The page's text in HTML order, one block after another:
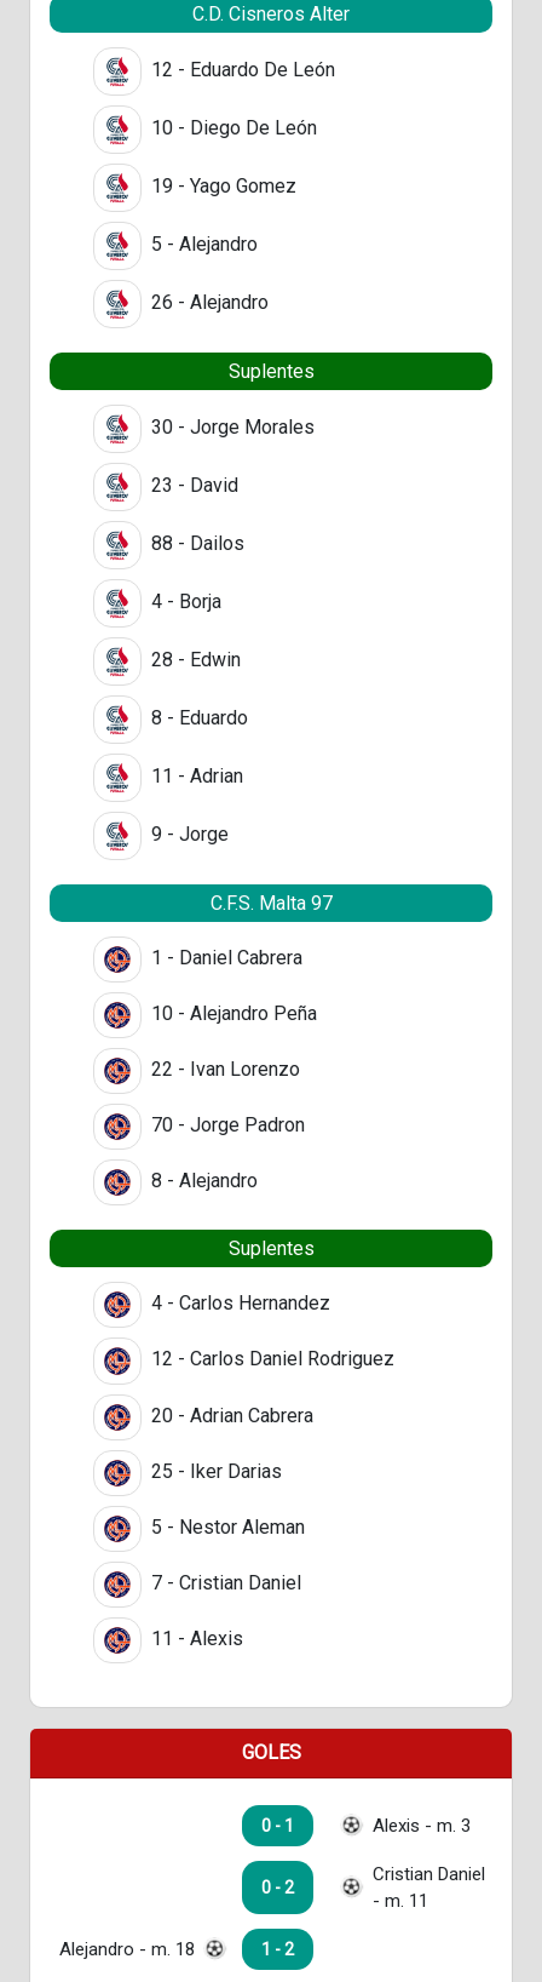
C.D. Cisneros Alter
12 - Eduardo De León
10 - Diego De León
19 - Yago Gomez
5 - Alejandro
26 - Alejandro
Suplentes
30 - Jorge Morales
23 - David
88 - Dailos
4 - Borja
28 - Edwin
8 - Eduardo
11 - Adrian
9 - Jorge
C.F.S. Malta 97
1 - Daniel Cabrera
10 - Alejandro Peña
22 - Ivan Lorenzo
70 - Jorge Padron
8 - Alejandro
Suplentes
4 - Carlos Hernandez
12 - Carlos Daniel Rodriguez
20 - Adrian Cabrera
25 - Iker Darias
5 - Nestor Aleman
7 - Cristian Daniel
11 - Alexis
GOLES
0 - 1 Alexis - m. 3
0 - 2
Cristian Daniel
- m. 11
Alejandro - m. 18 1 - 2